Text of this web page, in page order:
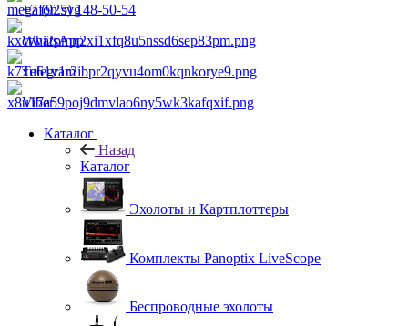
+7 (925) 148-50-54
WhatsApp
Telegram
Viber
Каталог
Назад
Каталог
Эхолоты и Картплоттеры
Комплекты Panoptix LiveScope
Беспроводные эхолоты